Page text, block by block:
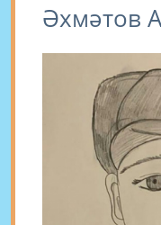
Әхмәтов